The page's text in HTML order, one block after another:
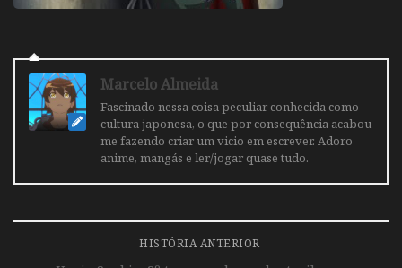
Marcelo Almeida
Fascinado nessa coisa peculiar conhecida como
cultura japonesa, o que por consequência acabou
me fazendo criar um vicio em escrever. Adoro
anime, mangás e ler/jogar quase tudo.
HISTÓRIA ANTERIOR